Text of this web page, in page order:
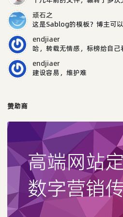
顽石之
这是Sablog的模板？博主可
endjiaer
哈，转载无情感，标榜给自己
endjiaer
建设容易，维护难
赞助商